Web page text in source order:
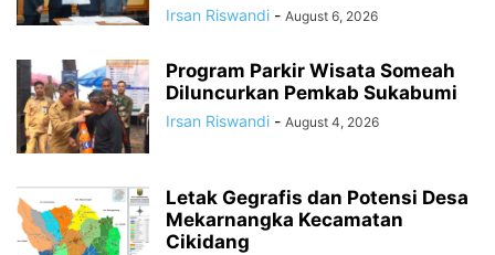
Irsan Riswandi - August 6, 2026
Program Parkir Wisata Someah
Diluncurkan Pemkab Sukabumi
Irsan Riswandi - August 4, 2026
Letak Gegrafis dan Potensi Desa
Mekarnangka Kecamatan
Cikidang